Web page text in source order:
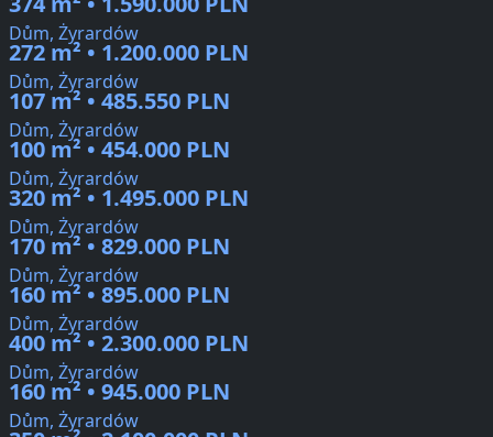
Dům, Żyrardów
272 m² • 1.200.000 PLN
Dům, Żyrardów
107 m² • 485.550 PLN
Dům, Żyrardów
100 m² • 454.000 PLN
Dům, Żyrardów
320 m² • 1.495.000 PLN
Dům, Żyrardów
170 m² • 829.000 PLN
Dům, Żyrardów
160 m² • 895.000 PLN
Dům, Żyrardów
400 m² • 2.300.000 PLN
Dům, Żyrardów
160 m² • 945.000 PLN
Dům, Żyrardów